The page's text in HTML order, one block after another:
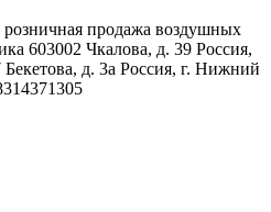
продажа воздушных
603002 Чкалова, д. 39 Россия,
Бекетова, д. 3а Россия, г. Нижний